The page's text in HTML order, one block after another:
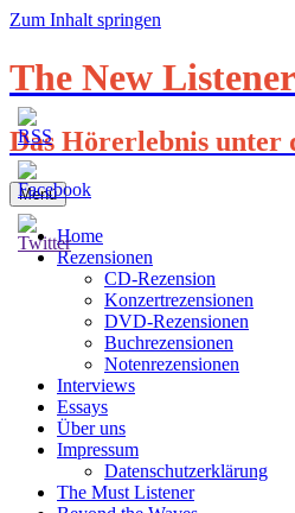
Zum Inhalt springen
The New Listener
Das Hörerlebnis
Menü
Home
Rezensionen
CD-Rezension
Konzertrezensionen
DVD-Rezensionen
Buchrezensionen
Notenrezensionen
Interviews
Essays
Über uns
Impressum
Datenschutzerklärung
The Must Listener